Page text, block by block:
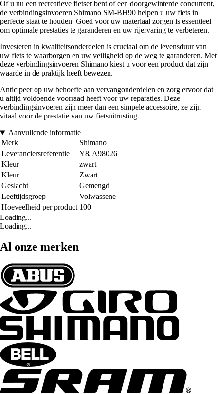
Of u nu een recreatieve fietser bent of een doorgewinterde concurrent,
de verbindingsinvoeren Shimano SM-BH90 helpen u uw fiets in
perfecte staat te houden. Goed voor uw materiaal zorgen is essentieel
om optimale prestaties te garanderen en uw rijervaring te verbeteren.
Investeren in kwaliteitsonderdelen is cruciaal om de levensduur van
uw fiets te waarborgen en uw veiligheid op de weg te garanderen. Met
deze verbindingsinvoeren Shimano kiest u voor een product dat zijn
waarde in de praktijk heeft bewezen.
Anticipeer op uw behoefte aan vervangonderdelen en zorg ervoor dat
u altijd voldoende voorraad heeft voor uw reparaties. Deze
verbindingsinvoeren zijn meer dan een simpele accessoire, ze zijn
vitaal voor de prestatie van uw fietsuitrusting.
Aanvullende informatie
Merk
Shimano
Leveranciersreferentie
Y8JA98026
Kleur
zwart
Kleur
Zwart
Geslacht
Gemengd
Leeftijdsgroep
Volwassene
Hoeveelheid per product 100
Loading...
Loading...
Al onze merken